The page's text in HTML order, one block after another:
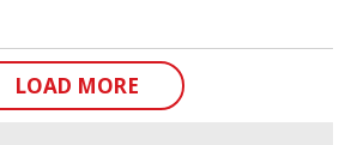
LOAD MORE